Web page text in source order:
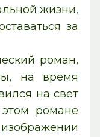
жизни,
за
роман,
на время
на свет
романе